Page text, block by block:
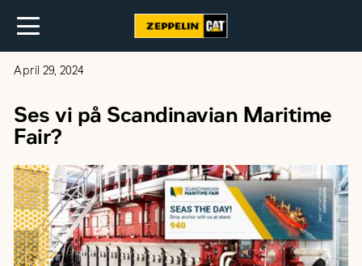
April 29, 2024
Ses vi på Scandinavian Maritime
Fair?